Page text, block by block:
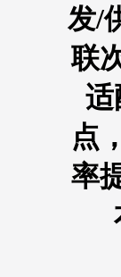
发/
联
适
点
率